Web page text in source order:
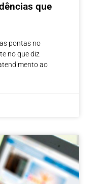
que
pontas no
no que diz
ao